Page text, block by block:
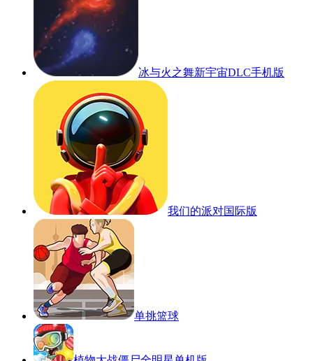
冰与火之舞新宇宙DLC手机版
我们的派对国际版
单挑篮球